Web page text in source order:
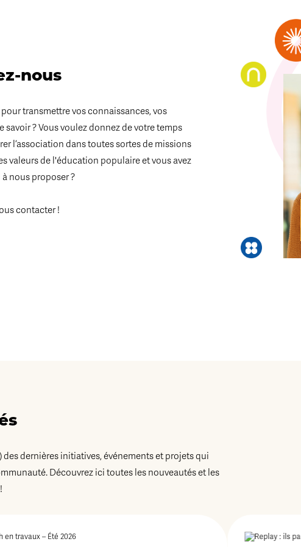
nous
transmettre vos connaissances, vos
savoir ? Vous voulez donnez de votre temps
l’association dans toutes sortes de missions
valeurs de l'éducation populaire et vous avez
nous proposer ?
contacter !
des dernières initiatives, événements et projets qui
Découvrez ici toutes les nouveautés et les